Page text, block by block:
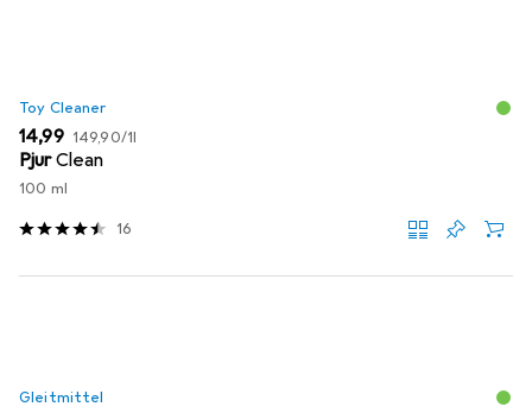
Toy Cleaner
EUR
14,99 EUR
149,90/1l
PjurClean
100 ml
16
Gleitmittel